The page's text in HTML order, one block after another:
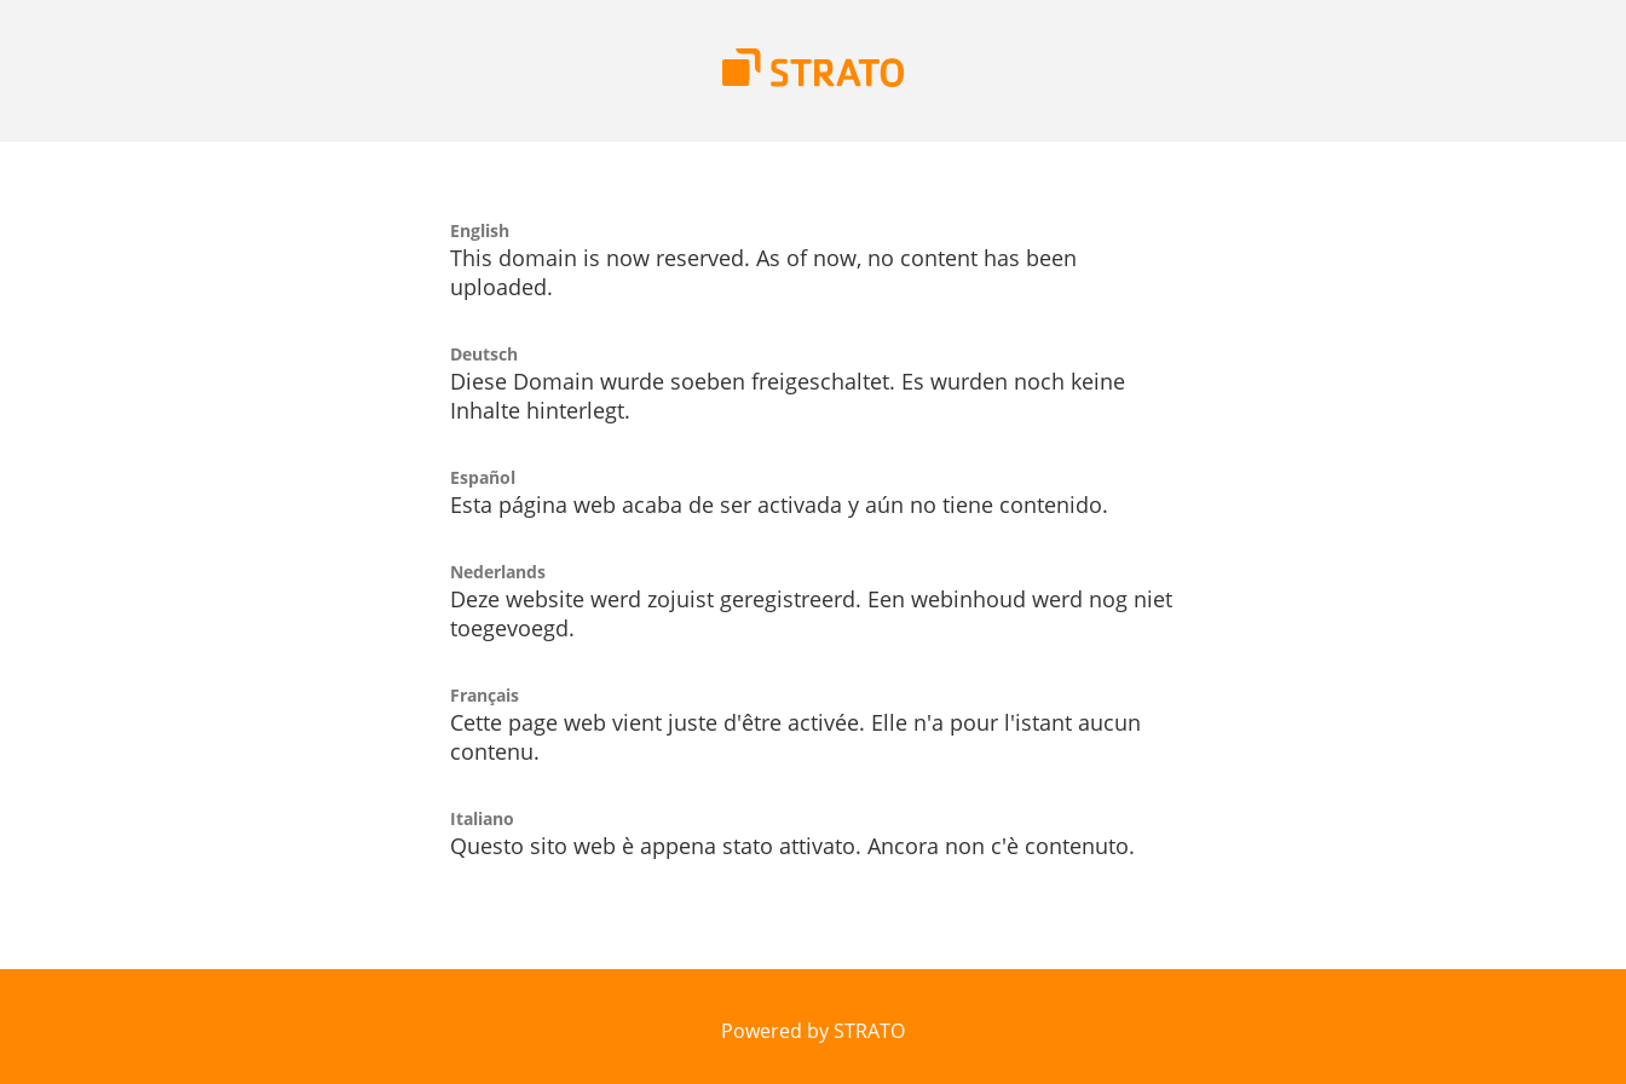
English
This domain is now reserved. As of now, no content has been
uploaded.
Deutsch
Diese Domain wurde soeben freigeschaltet. Es wurden noch keine
Inhalte hinterlegt.
Español
Esta página web acaba de ser activada y aún no tiene contenido.
Nederlands
Deze website werd zojuist geregistreerd. Een webinhoud werd nog niet
toegevoegd.
Français
Cette page web vient juste d'être activée. Elle n'a pour l'istant aucun
contenu.
Italiano
Questo sito web è appena stato attivato. Ancora non c'è contenuto.
Powered by STRATO